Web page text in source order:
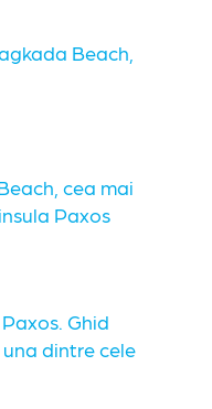
Beach,
cea mai
Paxos
Ghid
dintre cele